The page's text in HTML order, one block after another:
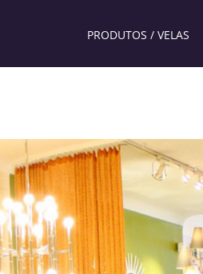
PRODUTOS / VELAS